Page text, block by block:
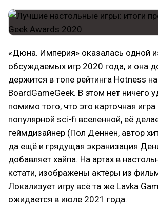
«Дюна. Империя» оказалась одной
обсуждаемых игр 2020 года, и она
держится в топе рейтинга Hotness на
BoardGameGeek. В этом нет ничего
помимо того, что это карточная игра
популярной sci-fi вселенной, её
геймдизайнер (Пол Деннен, автор
да ещё и грядущая экранизация
добавляет хайпа. На артах в
кстати, изображены актёры из
Локализует игру всё та же Lavka
ожидается в июле 2021 года.